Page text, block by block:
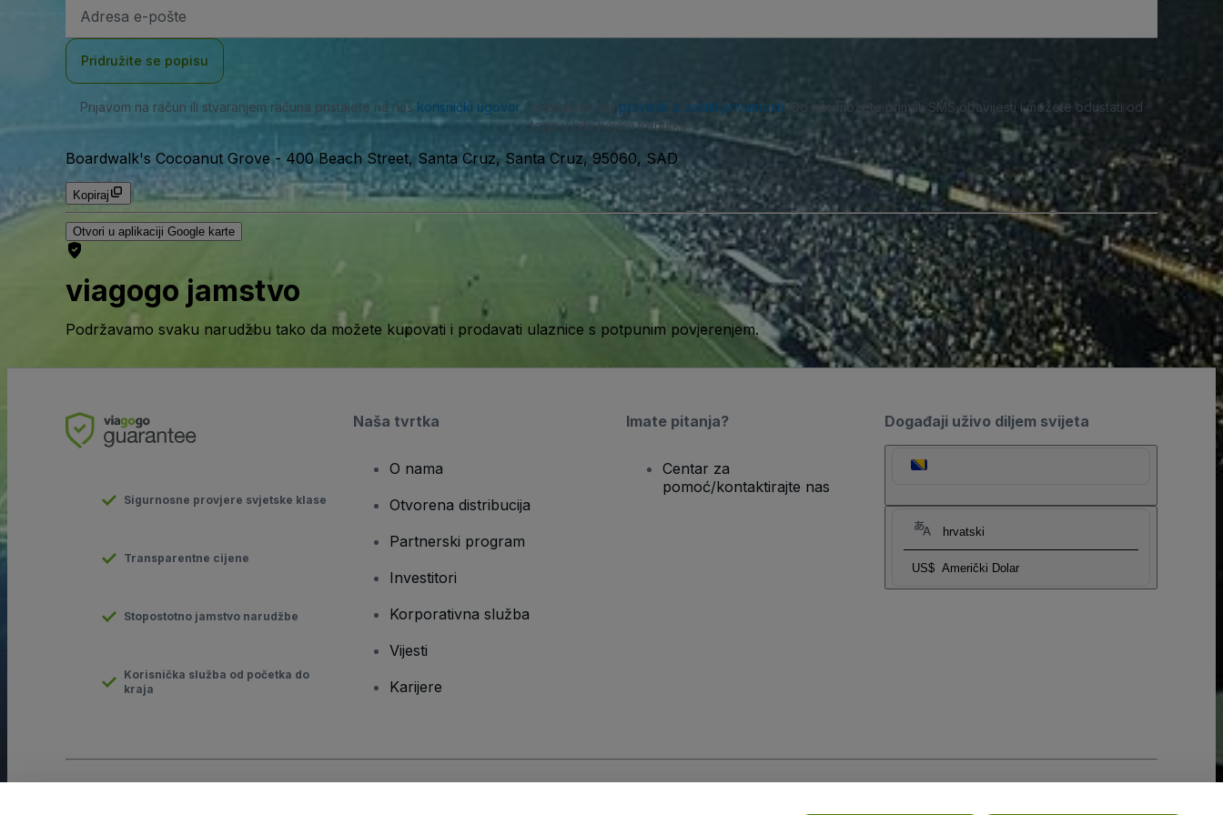
mail
Pridružite se popisu
Prijavom na račun ili stvaranjem računa pristajete na naš korisnički ugovor i priznajete naš pravilnik o zaštiti privatnosti . Od nas možete primati SMS obavijesti i možete odustati od
toga u bilo kojem trenutku.
Boardwalk's Cocoanut Grove - 400 Beach Street, Santa Cruz, Santa Cruz, 95060, SAD
Kopiraj
Otvori u aplikaciji Google karte
viagogo jamstvo
Podržavamo svaku narudžbu tako da možete kupovati i prodavati ulaznice s potpunim povjerenjem.
Događaji uživo diljem svijeta
hrvatski
US$ Američki Dolar
Sigurnosne provjere svjetske klase
Transparentne cijene
Stopostotno jamstvo narudžbe
Korisnička služba od početka do
kraja
Naša tvrtka
O nama
Otvorena distribucija
Partnerski program
Investitori
Korporativna služba
Vijesti
Karijere
Imate pitanja?
Centar za
pomoć/kontaktirajte nas